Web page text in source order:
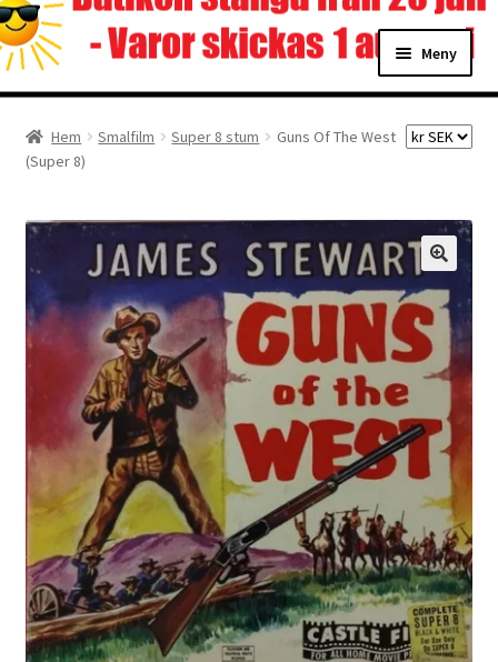
Hoppa
till
navigering
Hoppa
till
innehåll
Meny
Digitalisering
Priser
Förbättringar
Önskelista
Checkout
About the checkout
International Checkout
Info
Villkor
Hem Smalfilm Super 8 stum
Guns Of The West
(Super 8)